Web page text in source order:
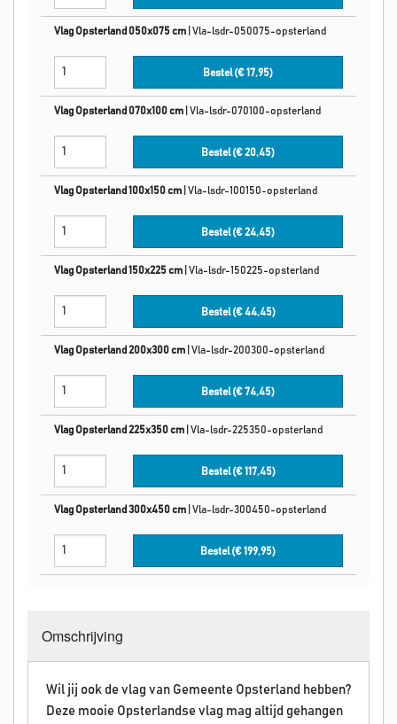
Vlag Opsterland 050x075 cm Vla-lsdr-050075-opsterland
Bestel (€17,95)
Vlag Opsterland 070x100 cm Vla-lsdr-070100-opsterland
Bestel (€20,45)
Vlag Opsterland 100x150 cm Vla-lsdr-100150-opsterland
Bestel (€24,45)
Vlag Opsterland 150x225 cm Vla-lsdr-150225-opsterland
Bestel (€44,45)
Vlag Opsterland 200x300 cm Vla-lsdr-200300-opsterland
Bestel (€74,45)
Vlag Opsterland 225x350 cm Vla-lsdr-225350-opsterland
Bestel (€117,45)
Vlag Opsterland 300x450 cm Vla-lsdr-300450-opsterland
Bestel (€199,95)
Omschrijving
Wil jij ook de vlag van Gemeente Opsterland hebben?
Deze mooie Opsterlandse vlag mag altijd gehangen